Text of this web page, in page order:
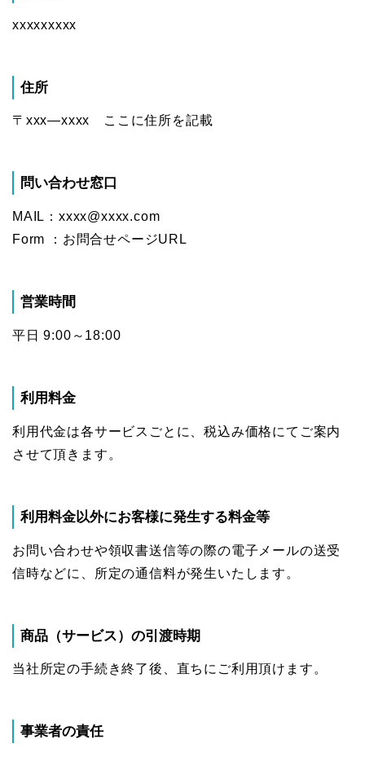
xxxxxxxxx
住所
〒xxx―xxxx ここに住所を記載
問い合わせ窓口
MAIL：xxxx@xxxx.com
Form ：お問合せページURL
営業時間
平日 9:00～18:00
利用料金
利用代金は各サービスごとに、税込み価格にてご案内
させて頂きます。
利用料金以外にお客様に発生する料金等
お問い合わせや領収書送信等の際の電子メールの送受
信時などに、所定の通信料が発生いたします。
商品（サービス）の引渡時期
当社所定の手続き終了後、直ちにご利用頂けます。
事業者の責任